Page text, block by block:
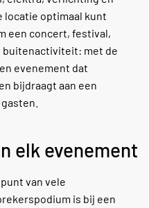
locatie optimaal kunt
een concert, festival,
met de
evenement dat
bijdraagt aan een
elk evenement
van vele
is bij een